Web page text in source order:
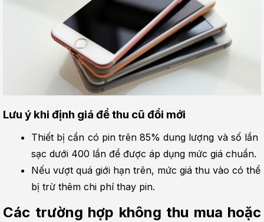
Lưu ý khi định giá để thu cũ đổi mới
Thiết bị cần có pin trên 85% dung lượng và số lần
sạc dưới 400 lần để được áp dụng mức giá chuẩn.
Nếu vượt quá giới hạn trên, mức giá thu vào có thể
bị trừ thêm chi phí thay pin.
Các trường hợp không thu mua hoặc